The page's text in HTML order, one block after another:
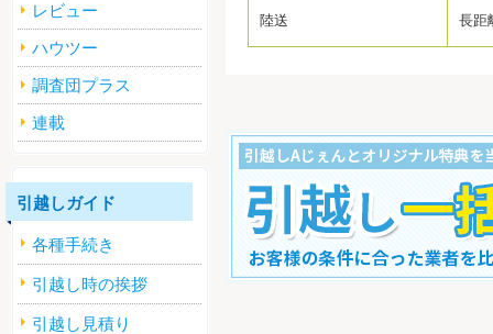
陸送 長距
レビュー
ハウツー
調査団プラス
連載
引越しガイド
各種手続き
引越し時の挨拶
引越し見積り